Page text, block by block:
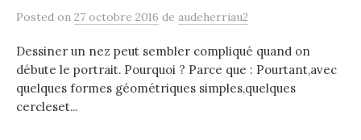
Posted on 27 octobre 2016 de audeherriau2
Dessiner un nez peut sembler compliqué quand on
débute le portrait. Pourquoi ? Parce que : Pourtant,avec
quelques formes géométriques simples,quelques
cercleset...